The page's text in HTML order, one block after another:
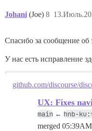
Johani (Joe) 8
Спасибо за сообщение об
У нас есть исправление
github.com/discourse/
UX: Fixes
main ← hnb-
merged